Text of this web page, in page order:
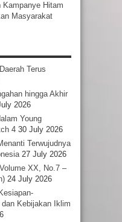
Kampanye Hitam
Masyarakat
Terus
hingga Akhir
2026
Young
4 30 July 2026
Terwujudnya
27 July 2026
XX, No.7 –
24 July 2026
Kebijakan Iklim